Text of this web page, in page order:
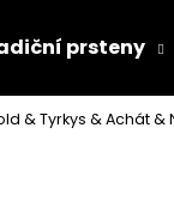
prsteny
& Tyrkys & Achát &